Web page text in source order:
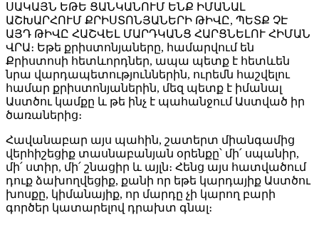
ՍԱԿԱՅՆ ԵԹԵ ՑԱՆԿԱՆՈՒՄ ԵՆՔ ԻՄԱՆԱԼ
ԱՇԽԱՐՀՈՒՄ ՔՐԻՍՏՈՆՅԱՆԵՐԻ ԹԻՎԸ, ՊԵՏՔ ՉԷ
ԱՅԴ ԹԻՎԸ ՀԱՇՎԵԼ ՄԱՐԴԿԱՆՑ ՀԱՐՑՆԵԼՈՒ ՀԻՄԱՆ
ՎՐԱ։ Եթե քրիստոնյաները, համարվում են
Քրիստոսի հետևորդներ, ապա պետք է հետևեն
նրա վարդապետություններին, ուրեմն հաշվելու
համար քրիստոնյաներին, մեզ պետք է իմանալ
Աստծու կամքը և թե ինչ է պահանջում Աստված իր
ծառաներից։
Հավանաբար այս պահին, շատերտ միանգամից
վերհիշեցիք տասնաբանյան օրենքը՝ մի՛ սպանիր,
մի՛ ստիր, մի՛ շնացիր և այլն։ Հենց այս հատվածում
դուք ձախողվեցիք, քանի որ եթե կարդայիք Աստծու
խոսքը, կիմանայիք, որ մարդը չի կարող բարի
գործեր կատարելով դրախտ գնալ։